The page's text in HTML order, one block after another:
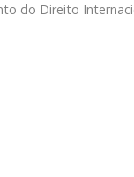
do Direito